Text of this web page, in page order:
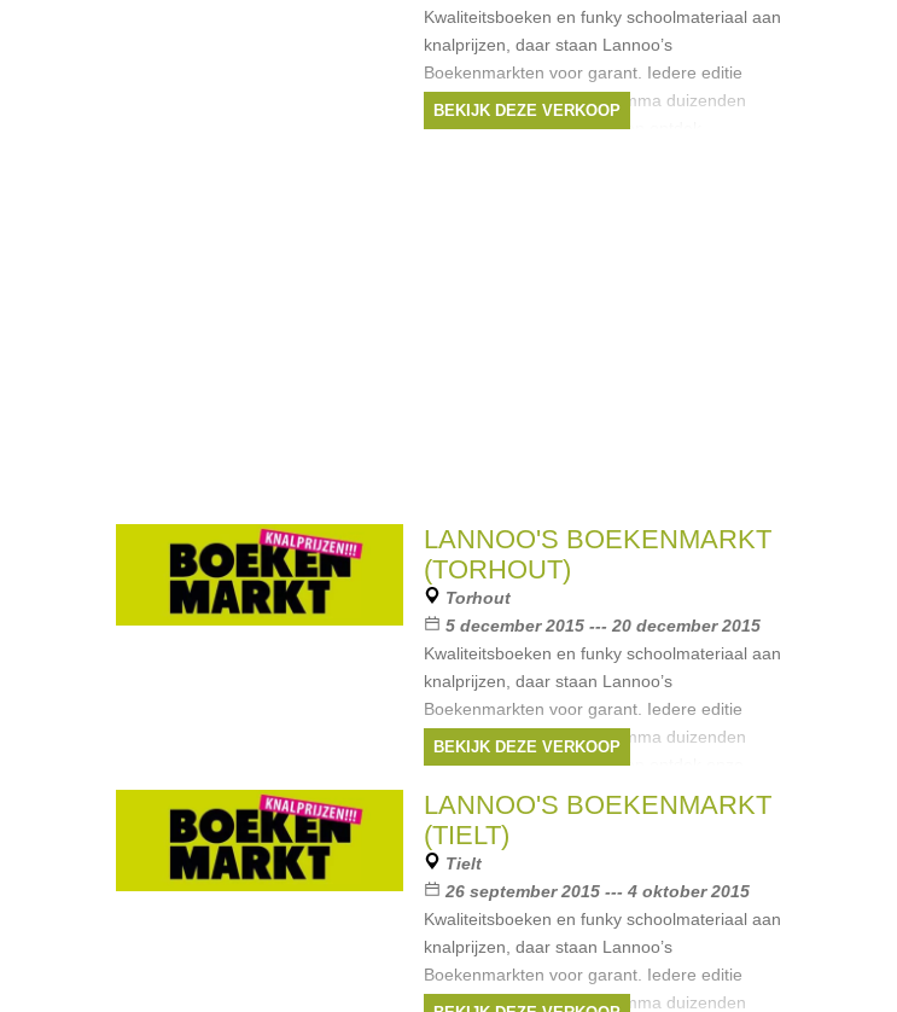
Kwaliteitsboeken en funky schoolmateriaal aan
knalprijzen, daar staan Lannoo’s
Boekenmarkten voor garant. Iedere editie
verleidt het uitgebreide gamma duizenden
koopjesjagers. Kom langs en ontdek
BEKIJK DEZE VERKOOP
LANNOO'S BOEKENMARKT
(TORHOUT)
Torhout
5 december 2015 --- 20 december 2015
Kwaliteitsboeken en funky schoolmateriaal aan
knalprijzen, daar staan Lannoo’s
Boekenmarkten voor garant. Iedere editie
verleidt het uitgebreide gamma duizenden
koopjesjagers. Kom langs en ontdek onze
Merken: Van Halewyck ,Uitgeverij
Lannoo , LannooCampus ,Moulinsart
Meulenhoff
BEKIJK DEZE VERKOOP
LANNOO'S BOEKENMARKT
(TIELT)
Tielt
26 september 2015 --- 4 oktober 2015
Kwaliteitsboeken en funky schoolmateriaal aan
knalprijzen, daar staan Lannoo’s
Boekenmarkten voor garant. Iedere editie
verleidt het uitgebreide gamma duizenden